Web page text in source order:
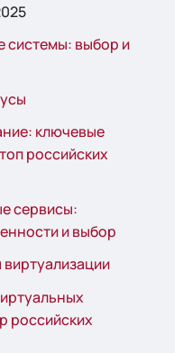
системы: выбор и
ключевые
российских
сервисы:
и выбор
российских